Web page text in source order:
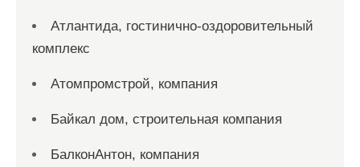
Атлантида, гостинично-оздоровительный
комплекс
Атомпромстрой, компания
Байкал дом, строительная компания
БалконАнтон, компания